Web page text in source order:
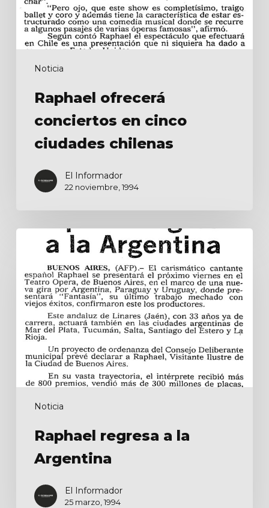
Noticia
Raphael ofrecerá
conciertos en cinco
ciudades chilenas
El Informador
22 noviembre, 1994
Noticia
regresa
Argentina
Raphael regresa a la
Argentina
El Informador
25 marzo, 1994